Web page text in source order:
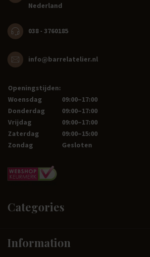
Nederland
038 - 3760185
info@barrelatelier.nl
Openingstijden:
Woensdag
09:00–17:00
Donderdag
09:00–17:00
Vrijdag
09:00–17:00
Zaterdag
09:00–15:00
Zondag
Gesloten
Categories
Information